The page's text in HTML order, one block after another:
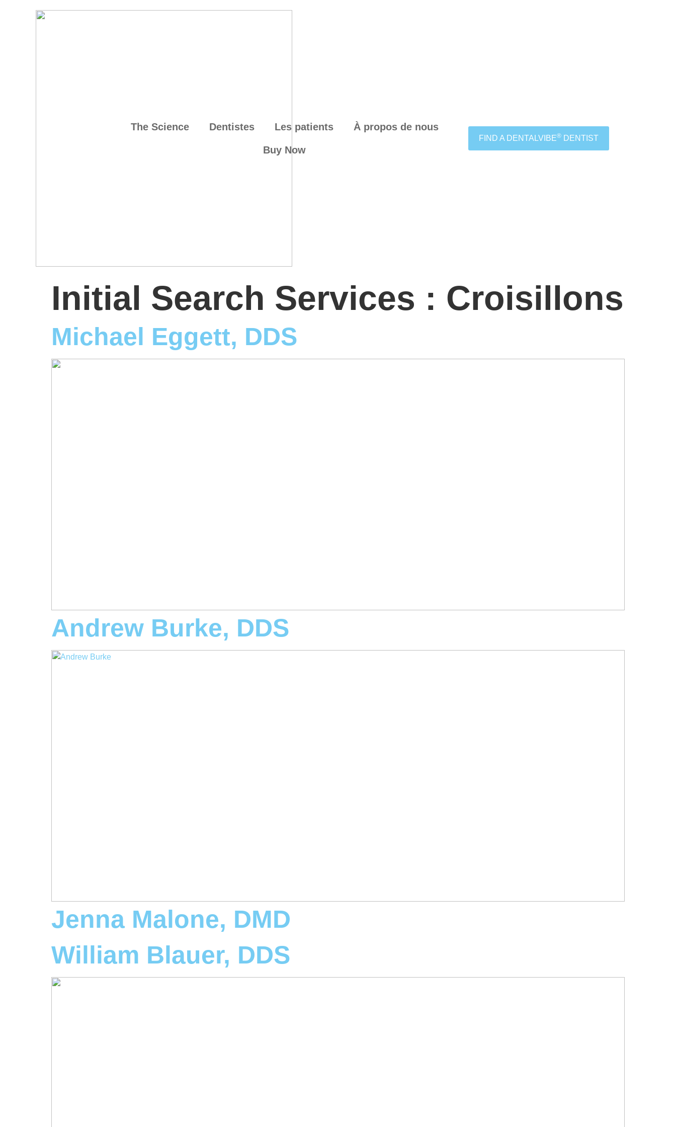
The Science Dentistes Les patients À propos de nous
Buy Now
FIND A DENTALVIBE®DENTIST
Initial Search Services : Croisillons
Michael Eggett, DDS
Andrew Burke, DDS
Jenna Malone, DMD
William Blauer, DDS